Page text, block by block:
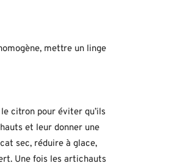
mettre un linge
citron pour éviter qu’ils
et leur donner une
sec, réduire à glace,
Une fois les artichauts